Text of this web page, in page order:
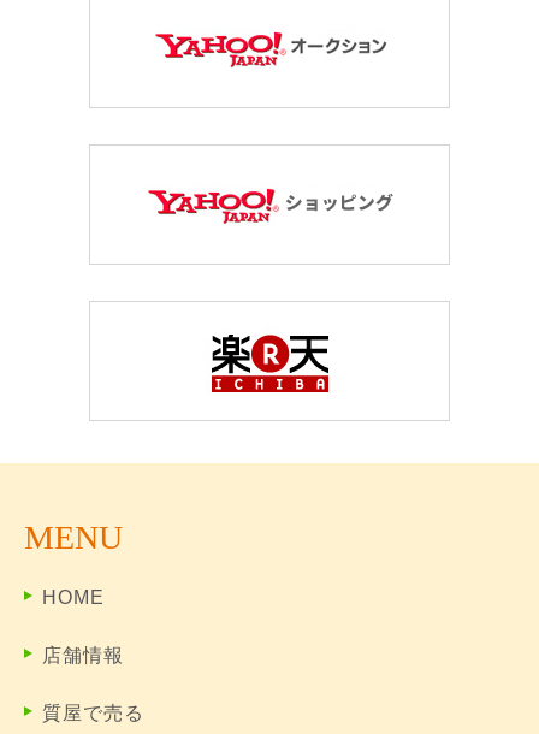
MENU
HOME
店舗情報
質屋で売る